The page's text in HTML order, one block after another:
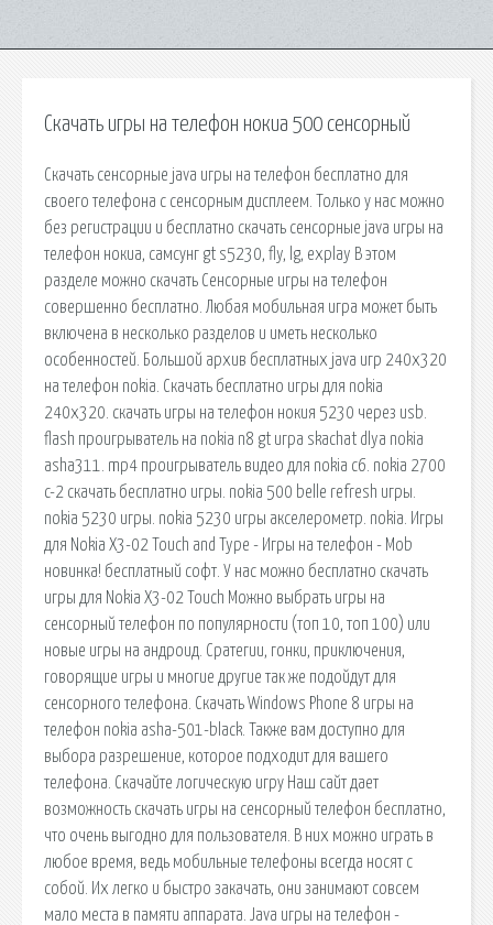
Скачать игры на телефон нокиа 500 сенсорный
Скачать сенсорные java игры на телефон бесплатно для
своего телефона с сенсорным дисплеем. Только у нас можно
без регистрации и бесплатно скачать сенсорные java игры на
телефон нокиа, самсунг gt s5230, fly, lg, explay В этом
разделе можно скачать Сенсорные игры на телефон
совершенно бесплатно. Любая мобильная игра может быть
включена в несколько разделов и иметь несколько
особенностей. Большой архив бесплатных java игр 240x320
на телефон nokia. Скачать бесплатно игры для nokia
240х320. cкачать игры на телефон нокия 5230 через usb.
flash проигрыватель на nokia n8 gt игра skachat dlya nokia
asha311. mp4 проигрыватель видео для nokia c6. nokia 2700
c-2 скачать бесплатно игры. nokia 500 belle refresh игры.
nokia 5230 игры. nokia 5230 игры акселерометр. nokia. Игры
для Nokia X3-02 Touch and Type - Игры на телефон - Mob
новинка! бесплатный софт. У нас можно бесплатно скачать
игры для Nokia X3-02 Touch Можно выбрать игры на
сенсорный телефон по популярности (топ 10, топ 100) или
новые игры на андроид. Сратегии, гонки, приключения,
говорящие игры и многие другие так же подойдут для
сенсорного телефона. Скачать Windows Phone 8 игры на
телефон nokia asha-501-black. Также вам доступно для
выбора разрешение, которое подходит для вашего
телефона. Скачайте логическую игру Наш сайт дает
возможность скачать игры на сенсорный телефон бесплатно,
что очень выгодно для пользователя. В них можно играть в
любое время, ведь мобильные телефоны всегда носят с
собой. Их легко и быстро закачать, они занимают совсем
мало места в памяти аппарата. Java игры на телефон -